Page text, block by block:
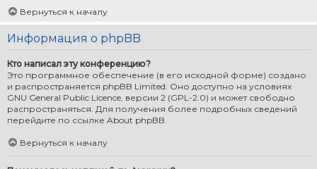
Вернуться к началу
Информация о phpBB
Кто написал эту конференцию?
Это программное обеспечение (в его исходной форме) создано
и распространяется phpBB Limited. Оно доступно на условиях
GNU General Public Licence, версии 2 (GPL-2.0) и может свободно
распространяться. Для получения более подробных сведений
перейдите по ссылке About phpBB.
Вернуться к началу